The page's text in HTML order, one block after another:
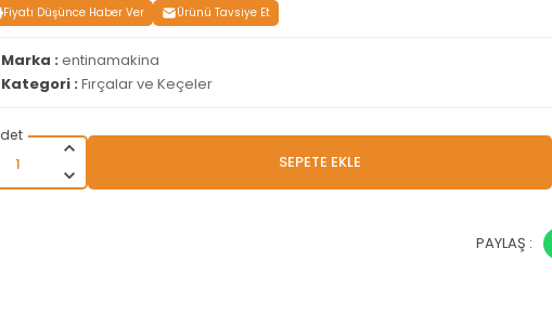
Fiyatı Düşünce Haber Ver Ürünü Tavsiye Et
Marka :entinamakina
Kategori :Fırçalar ve Keçeler
SEPETE EKLE
PAYLAŞ :